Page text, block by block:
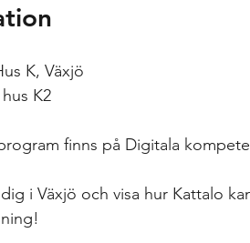
K, Växjö
K2
finns på Digitala
i Växjö och visa hur Kattalo